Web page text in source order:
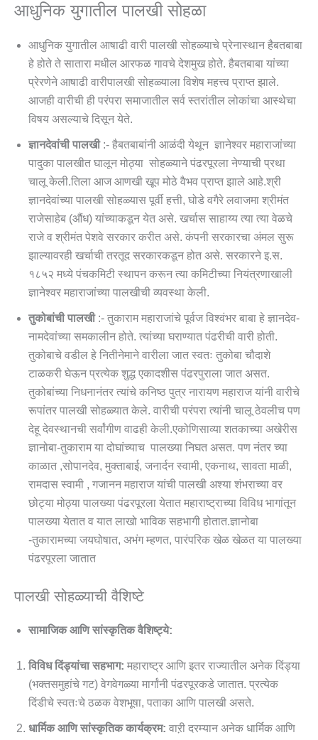
आधुनिक युगातील पालखी सोहळा
आधुनिक युगातील आषाढी वारी पालखी सोहळ्याचे प्रेनास्थान हैबतबाबा
हे होते ते सातारा मधील आरफळ गावचे देशमुख होते. हैबतबाबा यांच्या
प्रेरणेने आषाढी वारीपालखी सोहळ्याला विशेष महत्त्व प्राप्त झाले.
आजही वारीची ही परंपरा समाजातील सर्व स्तरांतील लोकांचा आस्थेचा
विषय असल्याचे दिसून येते.
ज्ञानदेवांची पालखी:- हैबतबाबांनी आळंदी येथून ज्ञानेश्वर महाराजांच्या
पादुका पालखीत घालून मोठ्या सोहळ्याने पंढरपूरला नेण्याची प्रथा
चालू केली.तिला आज आणखी खूप मोठे वैभव प्राप्त झाले आहे.श्री
ज्ञानदेवांच्या पालखी सोहळ्यास पूर्वी हत्ती, घोडे वगैरे लवाजमा श्रीमंत
राजेसाहेब (औंध) यांच्याकडून येत असे. खर्चास साहाय्य त्या त्या वेळचे
राजे व श्रीमंत पेशवे सरकार करीत असे. कंपनी सरकारचा अंमल सुरू
झाल्यावरही खर्चाची तरतूद सरकारकडून होत असे. सरकारने इ.स.
१८५२ मध्ये पंचकमिटी स्थापन करून त्या कमिटीच्या नियंत्रणाखाली
ज्ञानेश्वर महाराजांच्या पालखीची व्यवस्था केली.
तुकोबांची पालखी:- तुकाराम महाराजांचे पूर्वज विश्वंभर बाबा हे ज्ञानदेव-
नामदेवांच्या समकालीन होते. त्यांच्या घराण्यात पंढरीची वारी होती.
तुकोबाचे वडील हे नितीनेमाने वारीला जात स्वतः तुकोबा चौदाशे
टाळकरी घेऊन प्रत्येक शुद्ध एकादशीस पंढरपुराला जात असत.
तुकोबांच्या निधनानंतर त्यांचे कनिष्ठ पुत्र नारायण महाराज यांनी वारीचे
रूपांतर पालखी सोहळ्यात केले. वारीची परंपरा त्यांनी चालू ठेवलीच पण
देहू देवस्थानची सर्वांगीण वाढही केली.एकोणिसाव्या शतकाच्या अखेरीस
ज्ञानोबा-तुकाराम या दोघांच्याच पालख्या निघत असत. पण नंतर च्या
काळात ,सोपानदेव, मुक्ताबाई, जनार्दन स्वामी, एकनाथ, सावता माळी,
रामदास स्वामी , गजानन महाराज यांची पालखी अश्या शंभराच्या वर
छोट्या मोठ्या पालख्या पंढरपूरला येतात महाराष्ट्राच्या विविध भागांतून
पालख्या येतात व यात लाखो भाविक सहभागी होतात.ज्ञानोबा
-तुकारामच्या जयघोषात, अभंग म्हणत, पारंपरिक खेळ खेळत या पालख्या
पंढरपूरला जातात
पालखी सोहळ्याची वैशिष्टे
सामाजिक आणि सांस्कृतिक वैशिष्ट्ये:
विविध दिंड्यांचा सहभाग: महाराष्ट्र आणि इतर राज्यातील अनेक दिंड्या
(भक्तसमुहांचे गट) वेगवेगळ्या मार्गांनी पंढरपूरकडे जातात. प्रत्येक
दिंडीचे स्वतःचे ठळक वेशभूषा, पताका आणि पालखी असते.
धार्मिक आणि सांस्कृतिक कार्यक्रम: वाऱी दरम्यान अनेक धार्मिक आणि